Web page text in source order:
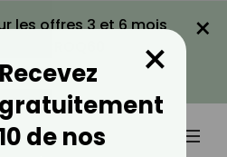
les offres 3 et 6 mois
LA PROMO
×
Recevez
gratuitement
de nos
×